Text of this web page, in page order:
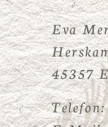
Eva
45357